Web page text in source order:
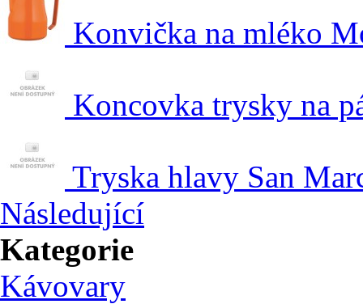
Konvička na mléko
Koncovka trysky na
Tryska hlavy San
Následující
Kategorie
Kávovary